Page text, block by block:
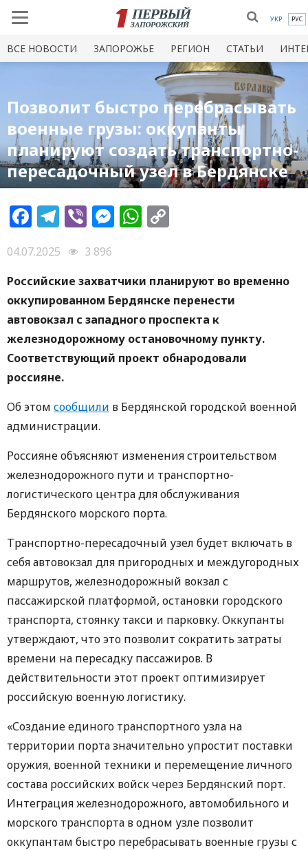
УКР РУС
ВСЕ НОВОСТИ ЗАПОРОЖЬЕ РЕГИОН СТАТЬИ
Позволит быстро перебрасывать
военные грузы: оккупанты
планируют создать транспортно-
пересадочный узел в Бердянске
Facebook
Telegram
ViberMessenger
WhatsApp
04.07.2025
3 896
Российские захватчики планируют во временно
оккупированном Бердянске перенести
автовокзал с западного проспекта к
железнодорожному остановочному пункту.
Соответствующий проект обнародовали
россияне.
Об этом сообщили в Бердянской городской военной
администрации.
Россияне объясняют изменения строительством
железнодорожного пути и транспортно-
логистического центра для обслуживания
Бердянского морского порта.
Транспортно-пересадочный узел будет включать в
себя автовокзал для пригородных и междугородных
маршрутов, железнодорожный вокзал с
пассажирской платформой, остановки городского
транспорта, стоянку такси и парковку. Оккупанты
утверждают, что это позволит сократить затраты
времени на пересадку пассажиров. В
действительности этот проект оптимизирует
российскую военную логистику.
«Создание единого транспортного узла на
территории порта значительно упростит поставки
оружия, военной техники и перемещение личного
состава российских войск через Бердянский порт.
Интеграция железнодорожного, автомобильного и
морского транспорта в одном узле позволит
оккупантам быстро перебрасывать военные грузы с